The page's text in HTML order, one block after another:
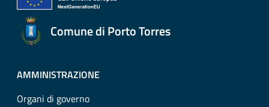
Comune di Porto Torres
AMMINISTRAZIONE
Organi di governo